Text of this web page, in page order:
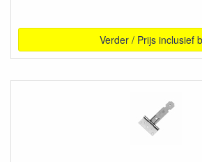
Verder / Prijs inclusief